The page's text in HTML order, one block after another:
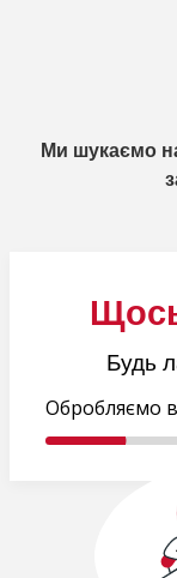
Будь
Ми шукаємо
Обробляємо